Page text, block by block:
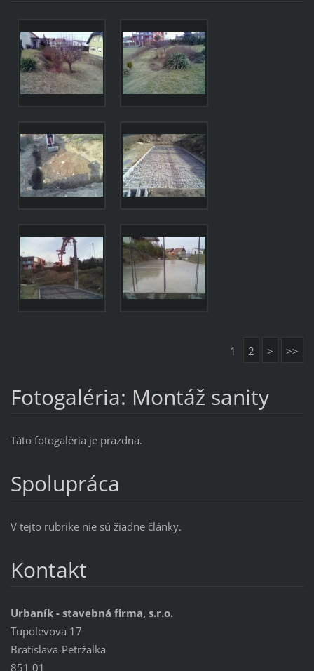
1 2 > >>
Fotogaléria: Montáž sanity
Táto fotogaléria je prázdna.
Spolupráca
V tejto rubrike nie sú žiadne články.
Kontakt
Urbaník - stavebná firma, s.r.o.
Tupolevova 17
Bratislava-Petržalka
851 01